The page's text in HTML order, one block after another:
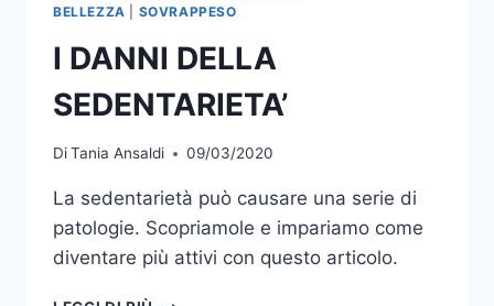
BELLEZZA
SOVRAPPESO
I DANNI DELLA
SEDENTARIETA’
DiTania Ansaldi 09/03/2020
La sedentarietà può causare una serie di
patologie. Scopriamole e impariamo come
diventare più attivi con questo articolo.